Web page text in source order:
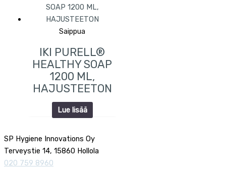
Saippua
IKI PURELL®
HEALTHY SOAP
1200 ML,
HAJUSTEETON
Lue lisää
SP Hygiene Innovations Oy
Terveystie 14, 15860 Hollola
020 759 8960